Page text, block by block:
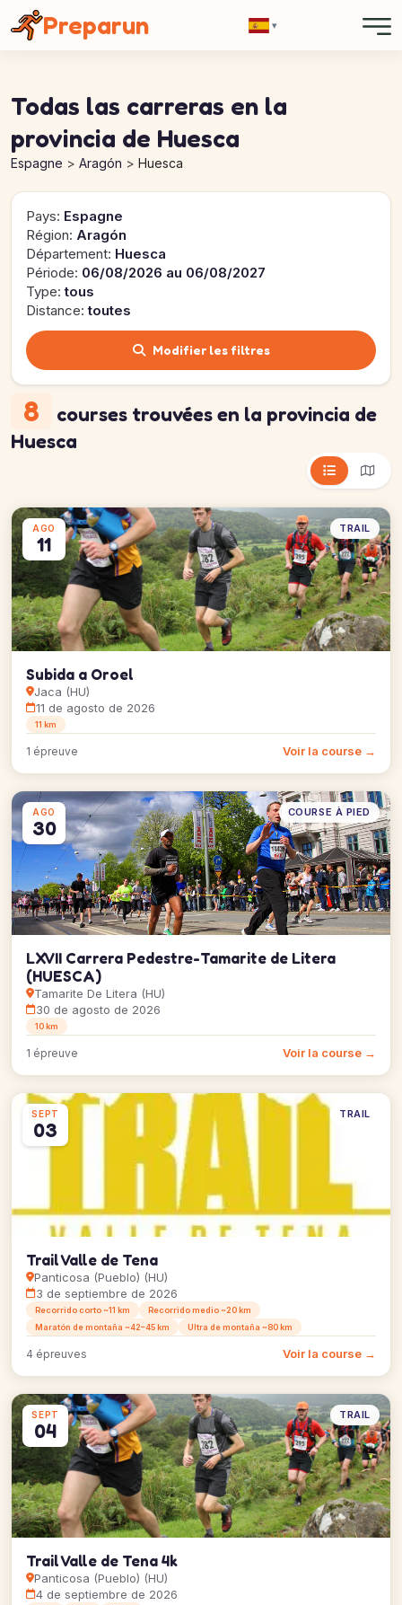
Preparun ▾
Todas las carreras en la
provincia de Huesca
Espagne Aragón Huesca
Pays: Espagne
Région: Aragón
Département: Huesca
Période: 06/08/2026 au 06/08/2027
Type:tous
Distance:toutes
Modifier les filtres
8 courses trouvéesen la provincia de
Huesca
AGO
11
TRAIL
Subida a Oroel
Jaca (HU)
11 de agosto de 2026
11 km
1 épreuve Voir la course →
AGO
30
COURSE À PIED
LXVII Carrera Pedestre-Tamarite de Litera
(HUESCA)
Tamarite De Litera (HU)
30 de agosto de 2026
10 km
1 épreuve Voir la course →
SEPT
03
TRAIL
Trail Valle de Tena
Panticosa (Pueblo) (HU)
3 de septiembre de 2026
Recorrido corto ~11 km
Recorrido medio ~20 km
Maratón de montaña ~42–45 km
Ultra de montaña ~80 km
4 épreuves Voir la course →
SEPT
04
TRAIL
Trail Valle de Tena 4k
Panticosa (Pueblo) (HU)
4 de septiembre de 2026
Panel de gestión de cookies